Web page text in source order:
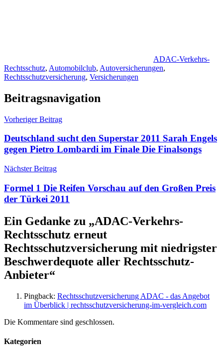
ADAC-Verkehrs-
Rechtsschutz, Automobilclub, Autoversicherungen,
Rechtsschutzversicherung, Versicherungen
Beitragsnavigation
Vorheriger Beitrag
Deutschland sucht den Superstar 2011 Sarah Engels
gegen Pietro Lombardi im Finale Die Finalsongs
Nächster Beitrag
Formel 1 Die Reifen Vorschau auf den Großen Preis
der Türkei 2011
Ein Gedanke zu „ADAC-Verkehrs-
Rechtsschutz erneut
Rechtsschutzversicherung mit niedrigster
Beschwerdequote aller Rechtsschutz-
Anbieter“
Pingback: Rechtsschutzversicherung ADAC - das Angebot
im Überblick | rechtsschutzversicherung-im-vergleich.com
Die Kommentare sind geschlossen.
Kategorien